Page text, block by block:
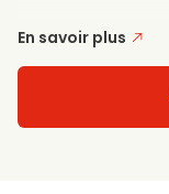
En savoir plus